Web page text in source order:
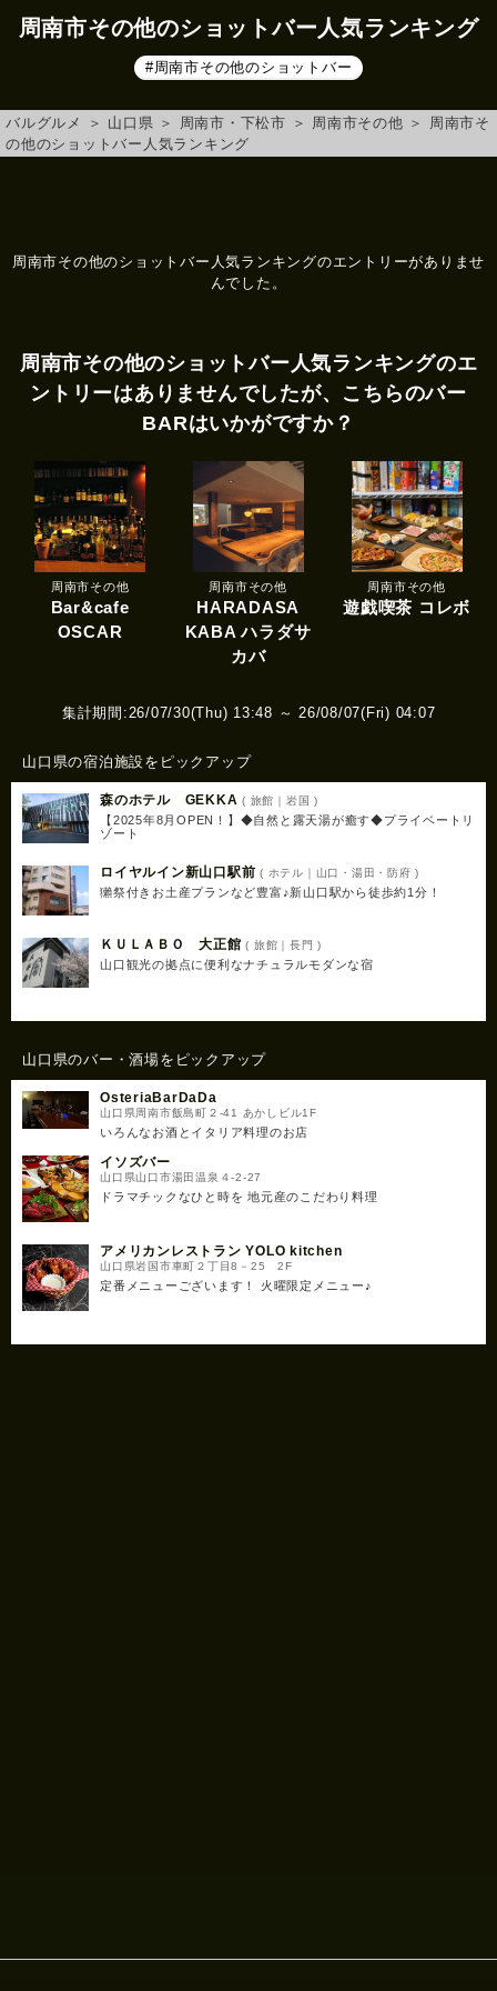
周南市その他のショットバー人気ランキング
#周南市その他のショットバー
バルグルメ ＞ 山口県 ＞ 周南市・下松市 ＞ 周南市その他 ＞ 周南市そ
の他のショットバー人気ランキング
周南市その他のショットバー人気ランキングのエントリーがありませ
んでした。
周南市その他のショットバー人気ランキングのエ
ントリーはありませんでしたが、こちらのバー
BARはいかがですか？
周南市その他
Bar&cafe
OSCAR
周南市その他
HARADASA
KABA ハラダサ
カバ
周南市その他
遊戯喫茶 コレボ
集計期間:26/07/30(Thu) 13:48 ～ 26/08/07(Fri) 04:07
山口県の宿泊施設をピックアップ
森のホテル GEKKA ( 旅館｜岩国 )
【2025年8月OPEN！】◆自然と露天湯が癒す◆プライベートリ
ゾート
ロイヤルイン新山口駅前 ( ホテル｜山口・湯田・防府 )
獺祭付きお土産プランなど豊富♪新山口駅から徒歩約1分！
ＫＵＬＡＢＯ 大正館 ( 旅館｜長門 )
山口観光の拠点に便利なナチュラルモダンな宿
山口県のバー・酒場をピックアップ
OsteriaBarDaDa
山口県周南市飯島町２-41 あかしビル1F
いろんなお酒とイタリア料理のお店
イソズバー
山口県山口市湯田温泉４-2-27
ドラマチックなひと時を 地元産のこだわり料理
アメリカンレストラン YOLO kitchen
山口県岩国市車町２丁目8－25 2F
定番メニューございます！ 火曜限定メニュー♪